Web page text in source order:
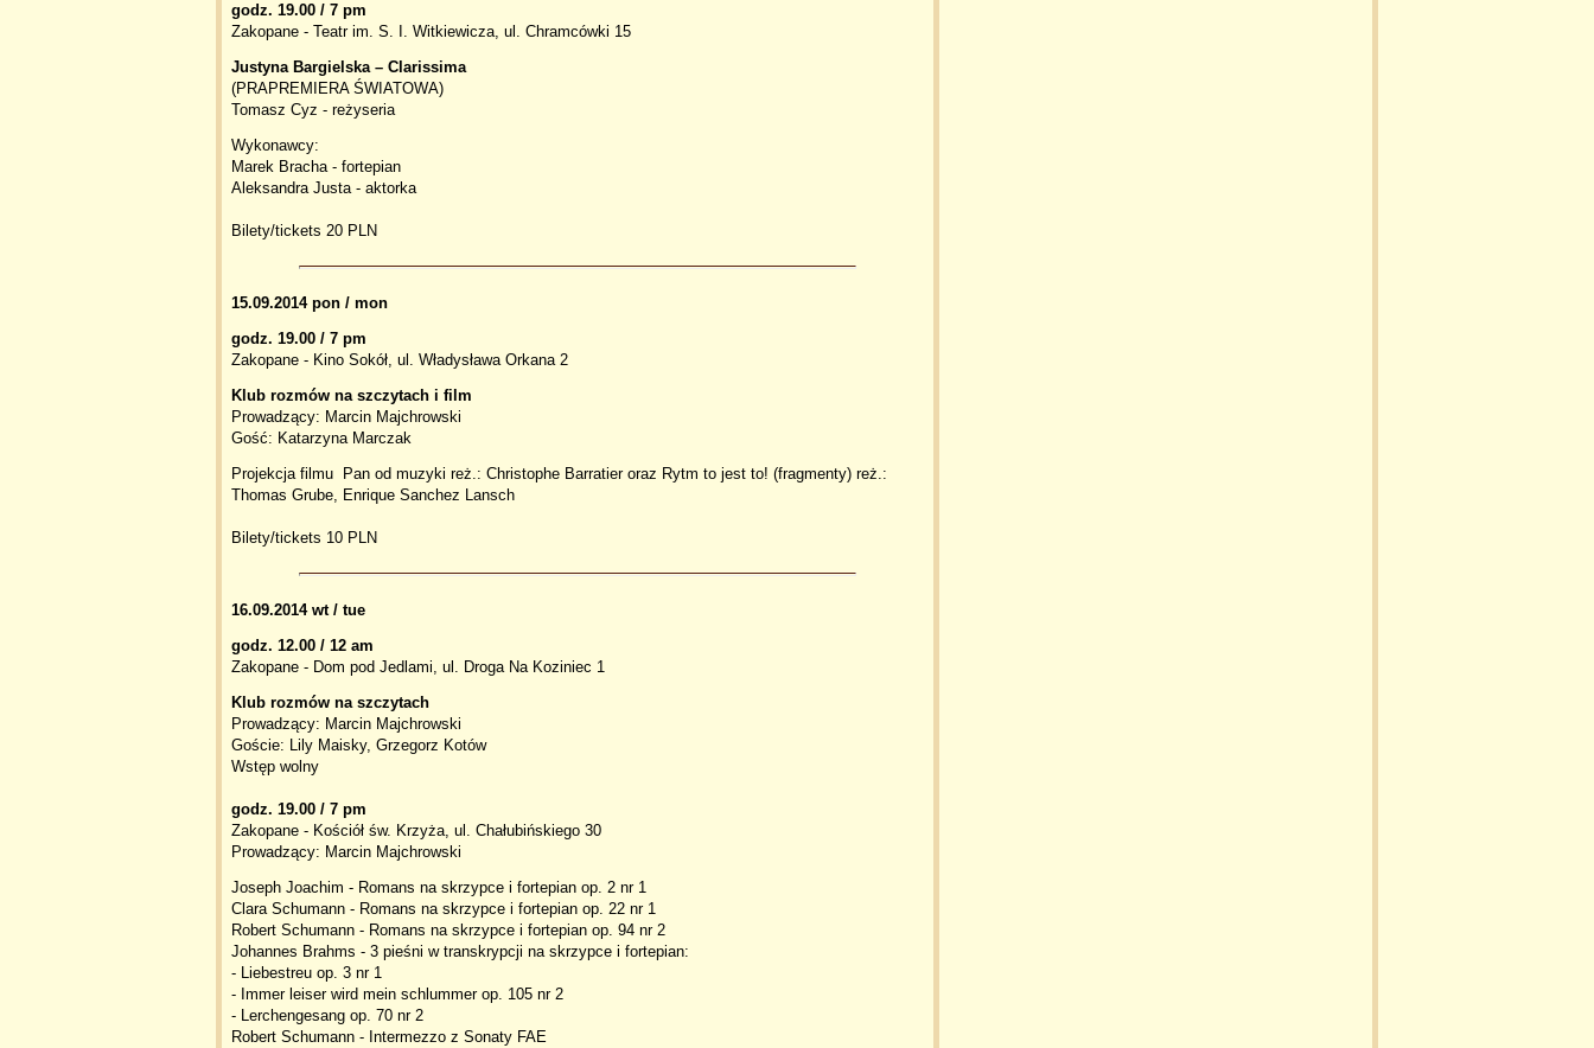
godz. 19.00 / 7 pm
Zakopane - Teatr im. S. I. Witkiewicza, ul. Chramcówki 15
Justyna Bargielska – Clarissima
(PRAPREMIERA ŚWIATOWA)
Tomasz Cyz - reżyseria
Wykonawcy:
Marek Bracha - fortepian
Aleksandra Justa - aktorka
Bilety/tickets 20 PLN
15.09.2014 pon / mon
godz. 19.00 / 7 pm
Zakopane - Kino Sokół, ul. Władysława Orkana 2
Klub rozmów na szczytach i film
Prowadzący: Marcin Majchrowski
Gość: Katarzyna Marczak
Projekcja filmu Pan od muzyki reż.: Christophe Barratier oraz Rytm to jest to! (fragmenty) reż.:
Thomas Grube, Enrique Sanchez Lansch
Bilety/tickets 10 PLN
16.09.2014 wt / tue
godz. 12.00 / 12 am
Zakopane - Dom pod Jedlami, ul. Droga Na Koziniec 1
Klub rozmów na szczytach
Prowadzący: Marcin Majchrowski
Goście: Lily Maisky, Grzegorz Kotów
Wstęp wolny
godz. 19.00 / 7 pm
Zakopane - Kościół św. Krzyża, ul. Chałubińskiego 30
Prowadzący: Marcin Majchrowski
Joseph Joachim - Romans na skrzypce i fortepian op. 2 nr 1
Clara Schumann - Romans na skrzypce i fortepian op. 22 nr 1
Robert Schumann - Romans na skrzypce i fortepian op. 94 nr 2
Johannes Brahms - 3 pieśni w transkrypcji na skrzypce i fortepian:
- Liebestreu op. 3 nr 1
- Immer leiser wird mein schlummer op. 105 nr 2
- Lerchengesang op. 70 nr 2
Robert Schumann - Intermezzo z Sonaty FAE